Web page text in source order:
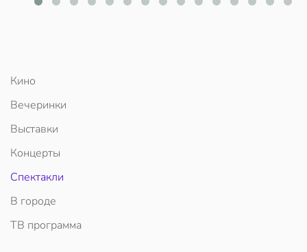
Кино
Вечеринки
Выставки
Концерты
Спектакли
В городе
ТВ программа